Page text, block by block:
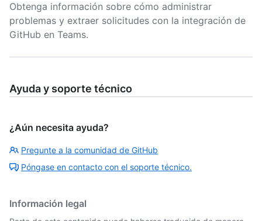
Obtenga información sobre cómo administrar
problemas y extraer solicitudes con la integración de
GitHub en Teams.
Ayuda y soporte técnico
¿Aún necesita ayuda?
Pregunte a la comunidad de GitHub
Póngase en contacto con el soporte técnico.
Información legal